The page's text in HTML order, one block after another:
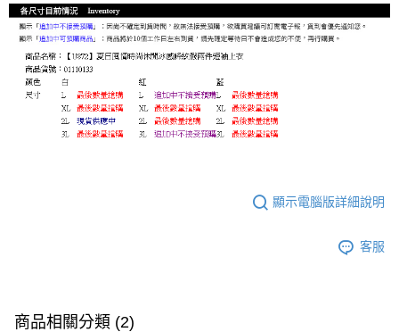
顯示電腦版詳細說明
客服
商品相關分類 (2)